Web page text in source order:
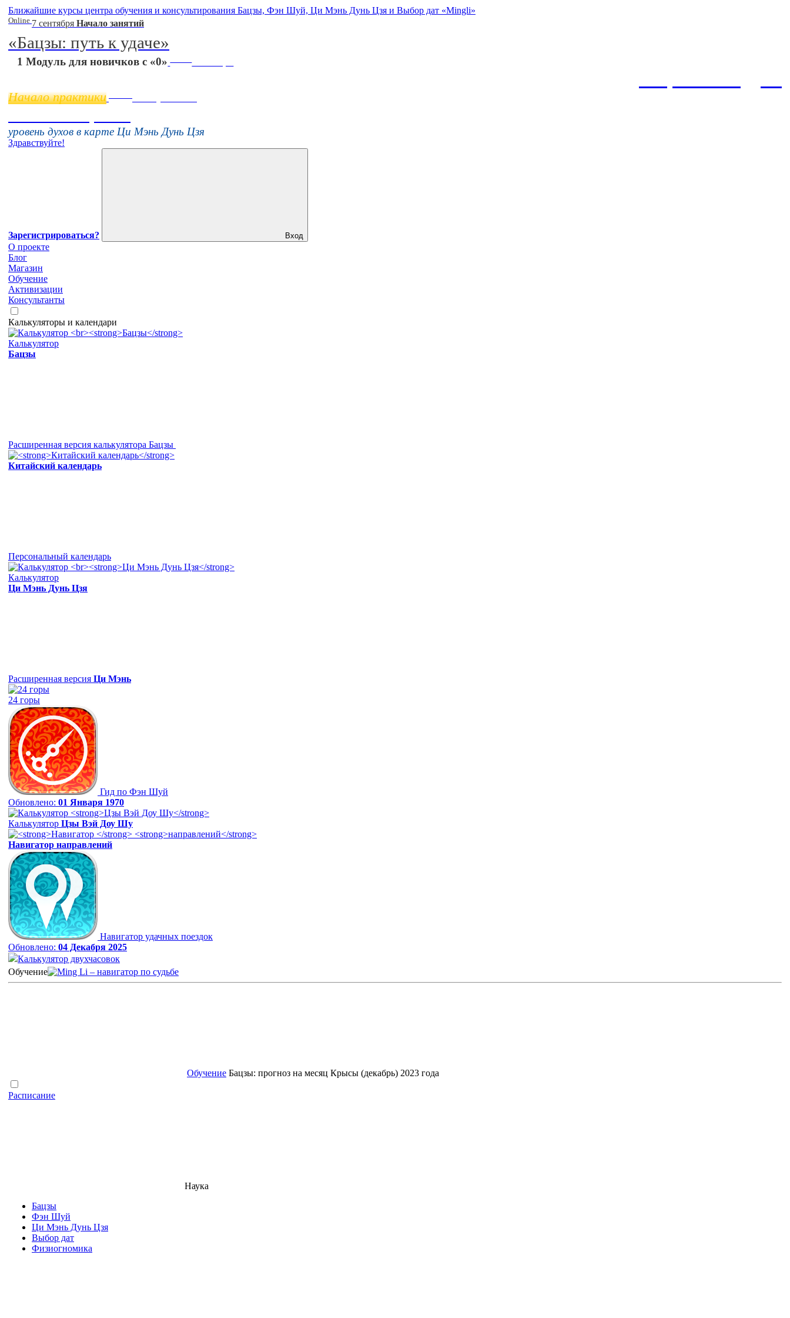
Ближайшие курсы центра обучения и консультирования Бацзы, Фэн Шуй, Ци Мэнь Дунь Цзя и Выбор дат «Mingli»
Online 7 сентября Начало занятий
«Бацзы: путь к удаче»
1 Модуль для новичков с «0» 11 ноября
Начало практики
уровень духов в карте Ци Мэнь Дунь Цзя
Здравствуйте!
Зарегистрироваться? Вход
О проекте
Блог
Магазин
Обучение
Активизации
Консультанты
Калькуляторы и календари
Калькулятор
Бацзы
Расширенная версия калькулятора Бацзы
Китайский календарь
Персональный календарь
Калькулятор
Ци Мэнь Дунь Цзя
Расширенная версия Ци Мэнь
24 горы
Гид по Фэн Шуй
Обновлено: 01 Января 1970
Калькулятор Цзы Вэй Доу Шу
Навигатор направлений
Навигатор удачных поездок
Обновлено: 04 Декабря 2025
Калькулятор двухчасовок
Обучение
Обучение Бацзы: прогноз на месяц Крысы (декабрь) 2023 года
Расписание
Наука
Бацзы
Фэн Шуй
Ци Мэнь Дунь Цзя
Выбор дат
Физиогномика